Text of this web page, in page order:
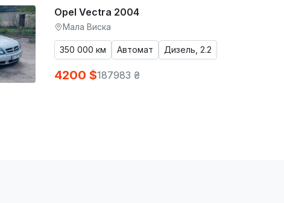
Opel Vectra 2004
Мала Виска
350 000 км Автомат Дизель, 2.2
4200 $187983 ₴